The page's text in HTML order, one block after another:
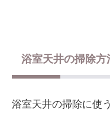
浴室天井の掃除方
浴室天井の掃除に使